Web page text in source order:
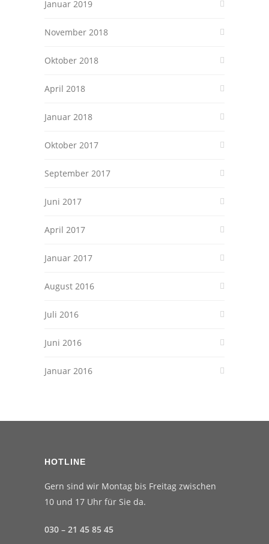
Januar 2019
November 2018
Oktober 2018
April 2018
Januar 2018
Oktober 2017
September 2017
Juni 2017
April 2017
Januar 2017
August 2016
Juli 2016
Juni 2016
Januar 2016
HOTLINE
Gern sind wir Montag bis Freitag zwischen
10 und 17 Uhr für Sie da.
030 – 21 45 85 45